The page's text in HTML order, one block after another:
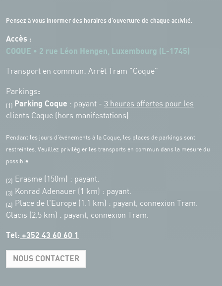
Pensez à vous informer des horaires d'ouverture de chaque activité.
Accès :
COQUE • 2 rue Léon Hengen, Luxembourg (L-1745)
Transport en commun: Arrêt Tram "Coque"
Parkings:
(1) Parking Coque : payant - 3 heures offertes pour les
clients Coque (hors manifestations)
Pendant les jours d'événements à la Coque, les places de parkings sont
restreintes. Veuillez privilégier les transports en commun dans la mesure du
possible.
(2) Erasme (150m) : payant.
(3) Konrad Adenauer (1 km) : payant.
(4)
Place de l'Europe (1.1 km) : payant, connexion Tram.
Glacis (2.5 km) : payant, connexion Tram.
Tel: +352 43 60 60 1
NOUS CONTACTER
Leaflet|Map tiles by Carto, under CC BY 3.0. Data by OpenStreetMap, under